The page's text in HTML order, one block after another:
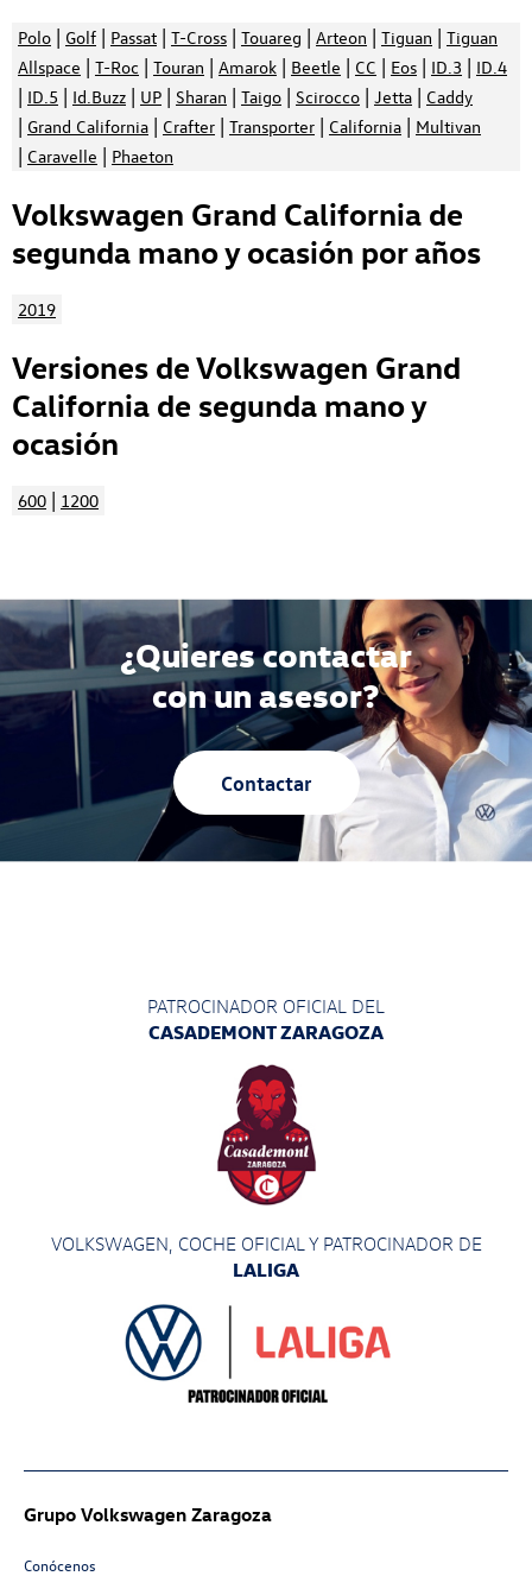
Polo | Golf | Passat | T-Cross | Touareg | Arteon | Tiguan | Tiguan
Allspace | T-Roc | Touran | Amarok | Beetle | CC | Eos | ID.3 | ID.4
| ID.5 | Id.Buzz | UP | Sharan | Taigo | Scirocco | Jetta | Caddy
| Grand California | Crafter | Transporter | California | Multivan
| Caravelle | Phaeton
Volkswagen Grand California de
segunda mano y ocasión por años
2019
Versiones de Volkswagen Grand
California de segunda mano y
ocasión
600 | 1200
¿Quieres contactar
con un asesor?
Contactar
PATROCINADOR OFICIAL DEL
CASADEMONT ZARAGOZA
VOLKSWAGEN, COCHE OFICIAL Y PATROCINADOR DE
LALIGA
Grupo Volkswagen Zaragoza
Conócenos